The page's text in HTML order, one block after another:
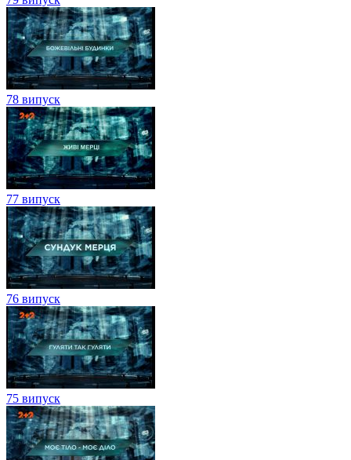
78 випуск
77 випуск
76 випуск
75 випуск